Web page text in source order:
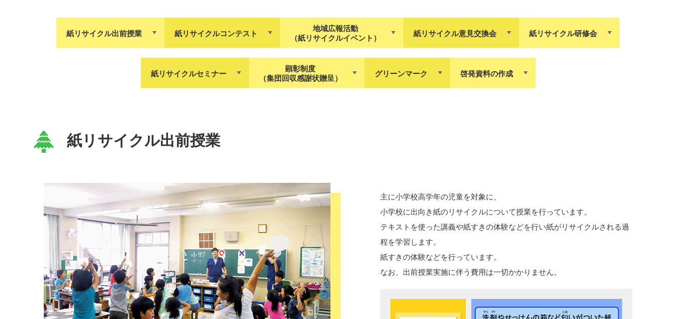
紙リサイクル出前授業 紙リサイクルコンテスト
地域広報活動
（紙リサイクルイベント）
紙リサイクル意見交換会 紙リサイクル研修会
紙リサイクルセミナー
顕彰制度
（集団回収感謝状贈呈）
グリーンマーク 啓発資料の作成
紙リサイクル出前授業
主に小学校高学年の児童を対象に、
小学校に出向き紙のリサイクルについて授業を行っています。
テキストを使った講義や紙すきの体験などを行い紙がリサイクルされる過
程を学習します。
紙すきの体験などを行っています。
なお、出前授業実施に伴う費用は一切かかりません。